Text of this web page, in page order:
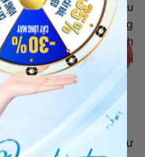
liệu tự nhiên, tinh dầu
sẽ không có tác dụng
đó, cấy tóc dùng chính
trực tiếp vào vùng hói
với môi trường mới.
độ tương thích gần như